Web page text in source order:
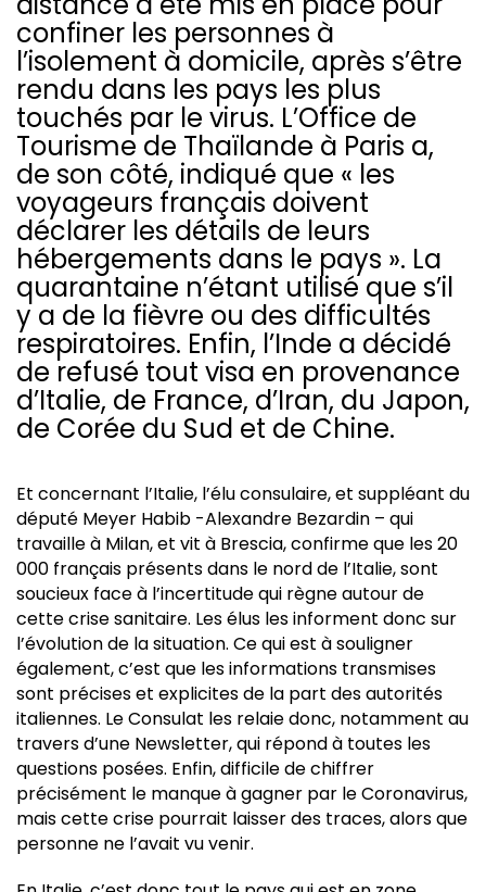
confiner les personnes à
l’isolement à domicile, après s’être
rendu dans les pays les plus
touchés par le virus. L’Office de
Tourisme de Thaïlande à Paris a,
de son côté, indiqué que « les
voyageurs français doivent
déclarer les détails de leurs
hébergements dans le pays ». La
quarantaine n’étant utilisé que s’il
y a de la fièvre ou des difficultés
respiratoires. Enfin, l’Inde a décidé
de refusé tout visa en provenance
d’Italie, de France, d’Iran, du Japon,
de Corée du Sud et de Chine.
Et concernant l’Italie, l’élu consulaire, et suppléant du
député Meyer Habib -Alexandre Bezardin – qui
travaille à Milan, et vit à Brescia, confirme que les 20
000 français présents dans le nord de l’Italie, sont
soucieux face à l’incertitude qui règne autour de
cette crise sanitaire. Les élus les informent donc sur
l’évolution de la situation. Ce qui est à souligner
également, c’est que les informations transmises
sont précises et explicites de la part des autorités
italiennes. Le Consulat les relaie donc, notamment au
travers d’une Newsletter, qui répond à toutes les
questions posées. Enfin, difficile de chiffrer
précisément le manque à gagner par le Coronavirus,
mais cette crise pourrait laisser des traces, alors que
personne ne l’avait vu venir.